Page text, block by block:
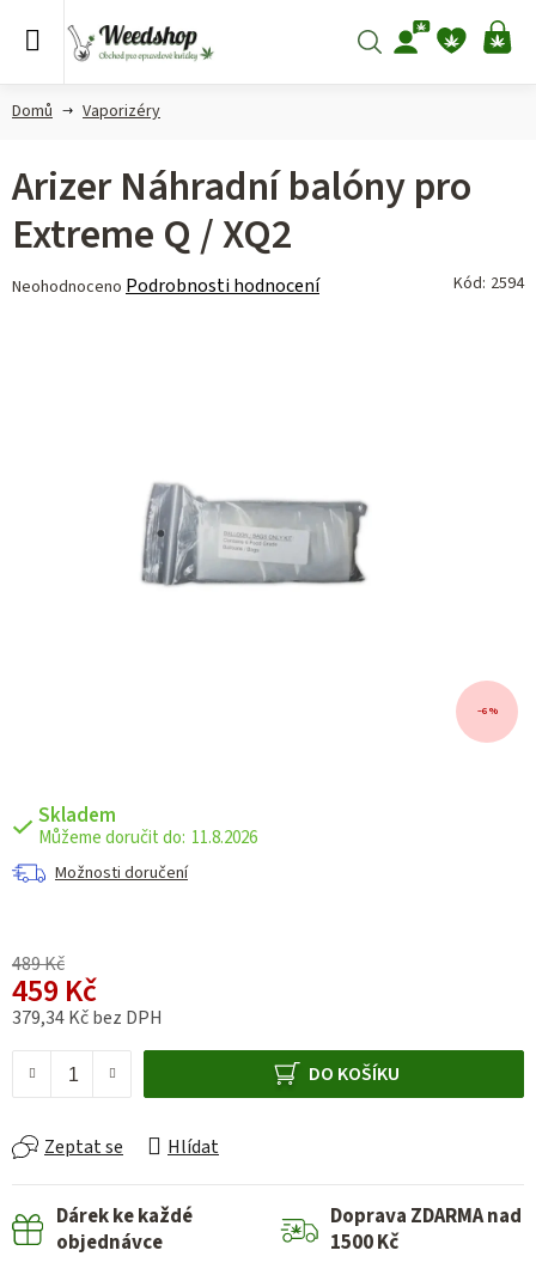
Hledat
Domů Vaporizéry
Skladem
11.8.2026
Možnosti doručení
489 Kč
459 Kč
379,34 Kč bez DPH
DO KOŠÍKU
Zeptat se Hlídat
Arizer Náhradní balóny pro
Extreme Q / XQ2
Průměrné
Neohodnoceno Podrobnosti hodnocení Kód: 2594
–6 %
Dárek ke každé
objednávce
Doprava ZDARMA nad
1500 Kč